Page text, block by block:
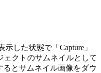
した状態で「Capture」
ェクトのサムネイルとして
るとサムネイル画像をダウ